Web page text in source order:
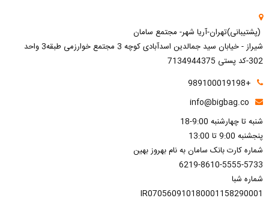
(پشتیبانی)تهران-آریا شهر- مجتمع سامان
شیراز - خیابان سید جمالدین اسدآبادی کوچه 3 مجتمع خوارزمی طبقه3 واحد
302-کد پستی 7134944375
+989100019198
info@bigbag.co
شنبه تا چهارشنبه 9:00-18
پنجشنبه 9:00 تا 13:00
شماره کارت بانک سامان به نام بهروز بهین
6219-8610-5555-5733
شماره شبا
IR070560910180001158290001